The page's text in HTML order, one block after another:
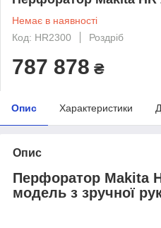
Немає в наявності
Код: HR2300
Роздріб
787 878 ₴
Опис Характеристики
Опис
Перфоратор Makita
модель з зручної